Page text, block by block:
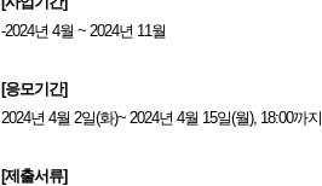
-2024년 4월 ~ 2024년 11월
[응모기간]
2024년 4월 2일(화)~ 2024년 4월 15일(월), 18:00까지
[제출서류]